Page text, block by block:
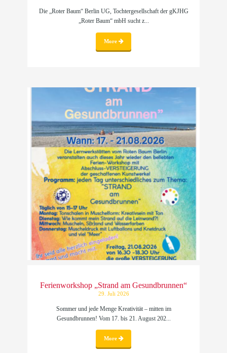
Die „Roter Baum“ Berlin UG, Tochtergesellschaft der gKJHG
„Roter Baum“ mbH sucht z...
More
Ferienworkshop „Strand am Gesundbrunnen“
29. Juli 2026
Sommer und jede Menge Kreativität – mitten im
Gesundbrunnen! Vom 17. bis 21. August 202...
More